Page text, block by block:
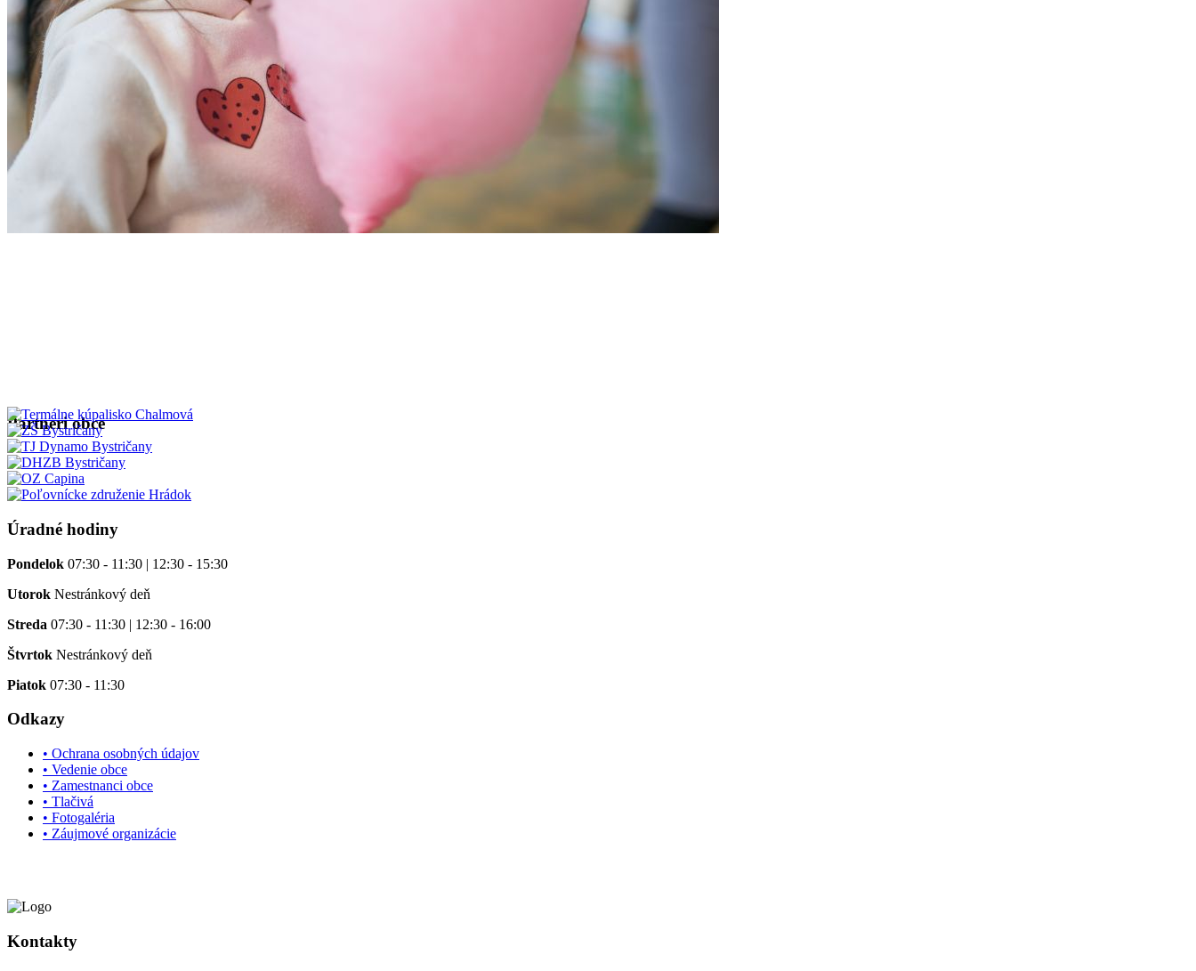
Partneri obce
Úradné hodiny
Pondelok 07:30 - 11:30 | 12:30 - 15:30
Utorok Nestránkový deň
Streda 07:30 - 11:30 | 12:30 - 16:00
Štvrtok Nestránkový deň
Piatok 07:30 - 11:30
Odkazy
• Ochrana osobných údajov
• Vedenie obce
• Zamestnanci obce
• Tlačivá
• Fotogaléria
• Záujmové organizácie
Kontakty